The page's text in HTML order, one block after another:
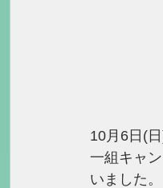
10月6日(
一組キャ
いました。